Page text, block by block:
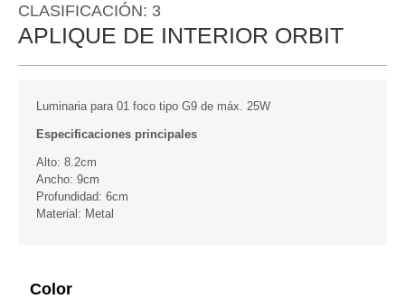
CLASIFICACIÓN: 3
APLIQUE DE INTERIOR ORBIT
Luminaria para 01 foco tipo G9 de máx. 25W
Especificaciones principales
Alto: 8.2cm
Ancho: 9cm
Profundidad: 6cm
Material: Metal
Color